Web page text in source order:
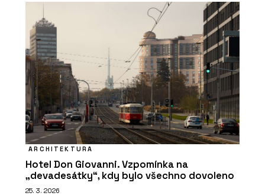
ARCHITEKTURA
Hotel Don Giovanni. Vzpomínka na
„devadesátky“, kdy bylo všechno dovoleno
25. 3. 2026